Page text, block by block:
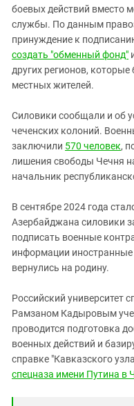
боевых действий вместо
службы. По данным
принуждение к
создать "обменный фонд"
других регионов,
местных жителей.
Силовики сообщали и об
чеченских колоний.
заключили 570 человек,
лишения свободы Чечня
начальник
В сентябре 2024 года
Азербайджана силовики
подписать военные
информации
вернулись на родину.
Российский университет
Рамзаном Кадыровым
проводится подготовка
военных действий и
справке "Кавказского
спецназа имени Путина в